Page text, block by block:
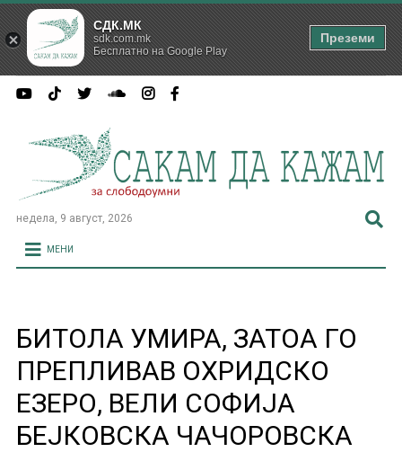
недела, 9 август, 2026
МЕНИ
БИТОЛА УМИРА, ЗАТОА ГО
ПРЕПЛИВАВ ОХРИДСКО
ЕЗЕРО, ВЕЛИ СОФИЈА
БЕЈКОВСКА ЧАЧОРОВСКА
СДК.МК
sdk.com.mk
Бесплатно на Google Play
Преземи